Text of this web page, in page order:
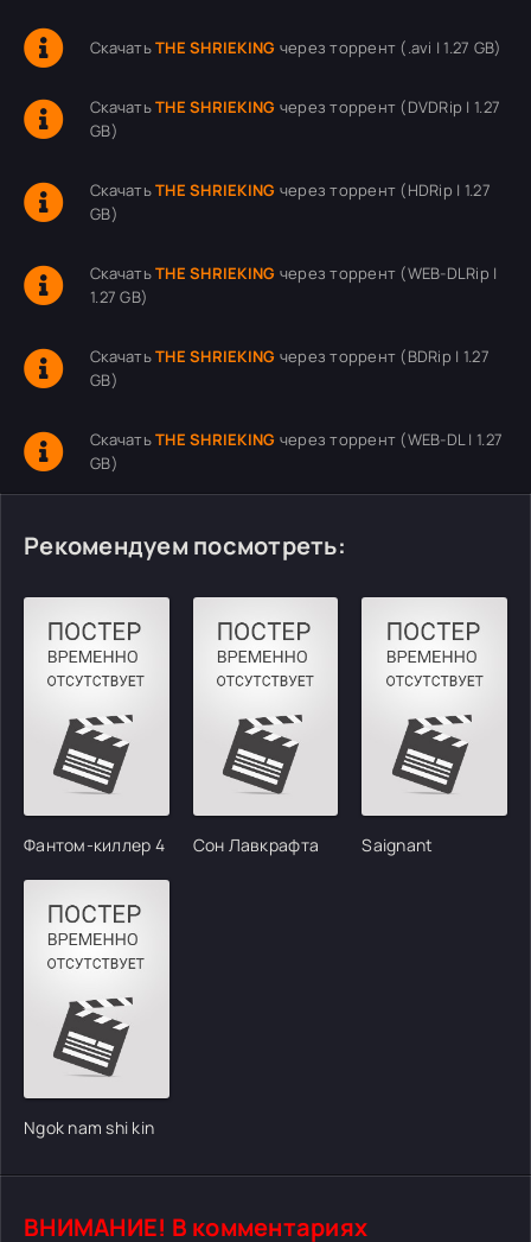
СкачатьTHE SHRIEKING через торрент (.avi | 1.27 GB)
СкачатьTHE SHRIEKING через торрент (DVDRip | 1.27
GB)
СкачатьTHE SHRIEKING через торрент (HDRip | 1.27
GB)
СкачатьTHE SHRIEKING через торрент (WEB-DLRip |
1.27 GB)
СкачатьTHE SHRIEKING через торрент (BDRip | 1.27
GB)
СкачатьTHE SHRIEKING через торрент (WEB-DL | 1.27
GB)
Рекомендуем посмотреть:
Фантом-киллер 4 Сон Лавкрафта Saignant
Ngok nam shi kin
ВНИМАНИЕ! В комментариях